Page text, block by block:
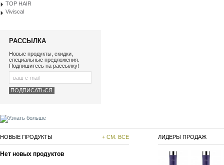
TOP HAIR
Viviscal
РАССЫЛКА
Новые продукты, скидки,
специальные предложения.
Подпишитесь на рассылку!
НОВЫЕ ПРОДУКТЫ + СМ. ВСЕ
Нет новых продуктов
ЛИДЕРЫ ПРОДАЖ